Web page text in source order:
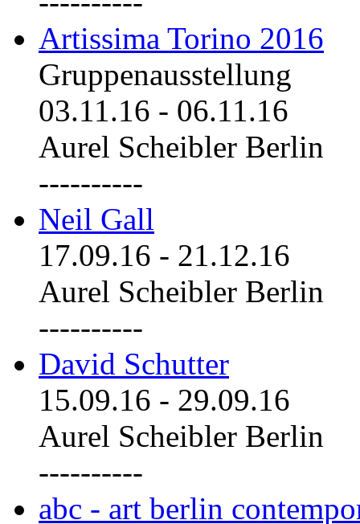
Artissima Torino 2016
Gruppenausstellung
03.11.16 - 06.11.16
Aurel Scheibler Berlin
----------
Neil Gall
17.09.16 - 21.12.16
Aurel Scheibler Berlin
----------
David Schutter
15.09.16 - 29.09.16
Aurel Scheibler Berlin
----------
abc - art berlin